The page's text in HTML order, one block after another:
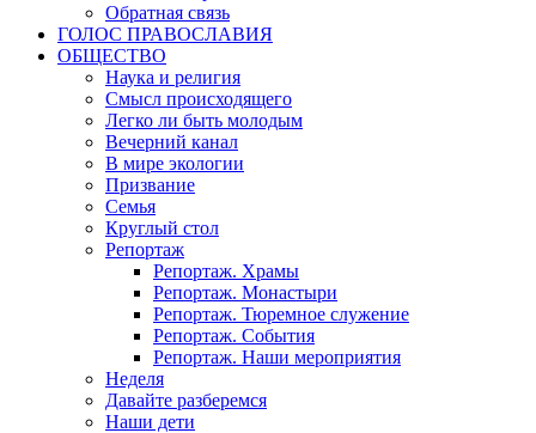
Обратная связь
ГОЛОС ПРАВОСЛАВИЯ
ОБЩЕСТВО
Наука и религия
Смысл происходящего
Легко ли быть молодым
Вечерний канал
В мире экологии
Призвание
Семья
Круглый стол
Репортаж
Репортаж. Храмы
Репортаж. Монастыри
Репортаж. Тюремное служение
Репортаж. События
Репортаж. Наши мероприятия
Неделя
Давайте разберемся
Наши дети